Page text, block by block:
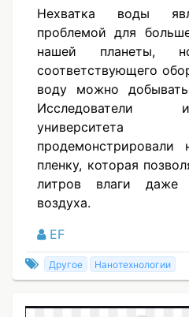
Нехватка воды
проблемой для
нашей планеты,
соответствующего
воду можно
Исследователи
продемонстрировали
пленку, которая
литров влаги даже
воздуха.
EF
Другое Нанотехнологии